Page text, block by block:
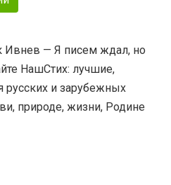
Ивнев — Я писем ждал, но
НашСтих: лучшие,
русских и зарубежных
природе, жизни, Родине